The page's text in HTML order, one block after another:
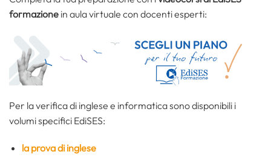
formazione in aula virtuale con docenti esperti:
Per la verifica di inglese e informatica sono disponibili i
volumi specifici EdiSES:
la prova di inglese